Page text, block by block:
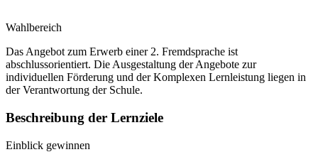
Wahlbereich
Das Angebot zum Erwerb einer 2. Fremdsprache ist
abschlussorientiert. Die Ausgestaltung der Angebote zur
individuellen Förderung und der Komplexen Lernleistung liegen in
der Verantwortung der Schule.
Beschreibung der Lernziele
Einblick gewinnen